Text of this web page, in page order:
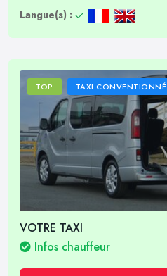
Langue(s) :
TOP TAXI CONVENTIONNÉ
VOTRE TAXI
Infos chauffeur